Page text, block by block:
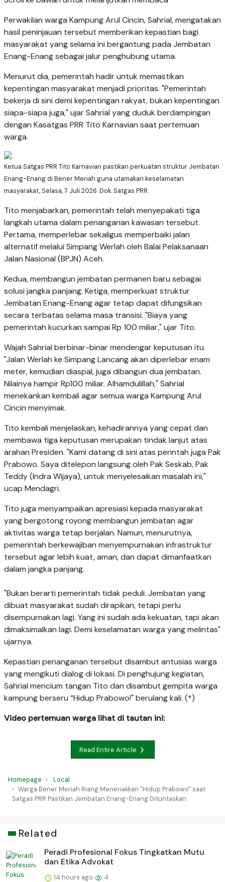
Perwakilan warga Kampung Arul Cincin, Sahrial, mengatakan
hasil peninjauan tersebut memberikan kepastian bagi
masyarakat yang selama ini bergantung pada Jembatan
Enang-Enang sebagai jalur penghubung utama.
Menurut dia, pemerintah hadir untuk memastikan
kepentingan masyarakat menjadi prioritas. "Pemerintah
bekerja di sini demi kepentingan rakyat, bukan kepentingan
siapa-siapa juga," ujar Sahrial yang duduk berdampingan
dengan Kasatgas PRR Tito Karnavian saat pertemuan
warga.
Ketua Satgas PRR Tito Karnavian pastikan perkuatan struktur Jembatan
Enang-Enang di Bener Meriah guna utamakan keselamatan
masyarakat, Selasa, 7 Juli 2026. Dok. Satgas PRR
Tito menjabarkan, pemerintah telah menyepakati tiga
langkah utama dalam penanganan kawasan tersebut.
Pertama, memperlebar sekaligus memperbaiki jalan
alternatif melalui Simpang Werlah oleh Balai Pelaksanaan
Jalan Nasional (BPJN) Aceh.
Kedua, membangun jembatan permanen baru sebagai
solusi jangka panjang. Ketiga, memperkuat struktur
Jembatan Enang-Enang agar tetap dapat difungsikan
secara terbatas selama masa transisi. "Biaya yang
pemerintah kucurkan sampai Rp 100 miliar," ujar Tito.
Wajah Sahrial berbinar-binar mendengar keputusan itu.
"Jalan Werlah ke Simpang Lancang akan diperlebar enam
meter, kemudian diaspal, juga dibangun dua jembatan.
Nilainya hampir Rp100 miliar. Alhamdulillah," Sahrial
menekankan kembali agar semua warga Kampung Arul
Cincin menyimak.
Tito kembali menjelaskan, kehadirannya yang cepat dan
membawa tiga keputusan merupakan tindak lanjut atas
arahan Presiden. "Kami datang di sini atas perintah juga Pak
Prabowo. Saya ditelepon langsung oleh Pak Seskab, Pak
Teddy (Indra Wijaya), untuk menyelesaikan masalah ini,"
ucap Mendagri.
Tito juga menyampaikan apresiasi kepada masyarakat
yang bergotong royong membangun jembatan agar
aktivitas warga tetap berjalan. Namun, menurutnya,
pemerintah berkewajiban menyempurnakan infrastruktur
tersebut agar lebih kuat, aman, dan dapat dimanfaatkan
dalam jangka panjang.
"Bukan berarti pemerintah tidak peduli. Jembatan yang
dibuat masyarakat sudah dirapikan, tetapi perlu
disempurnakan lagi. Yang ini sudah ada kekuatan, tapi akan
dimaksimalkan lagi. Demi keselamatan warga yang melintas"
ujarnya.
Kepastian penanganan tersebut disambut antusias warga
yang mengikuti dialog di lokasi. Di penghujung kegiatan,
Sahrial mencium tangan Tito dan disambut gempita warga
kampung berseru “Hidup Prabowo!" berulang kali. (*)
Video pertemuan warga lihat di tautan ini:
Read Entire Article
Homepage
Local
Warga Bener Meriah Riang Meneriakkan "Hidup Prabowo" saat
Satgas PRR Pastikan Jembatan Enang-Enang Dituntaskan
Related
Peradi Profesional Fokus Tingkatkan Mutu
dan Etika Advokat
14 hours ago 4